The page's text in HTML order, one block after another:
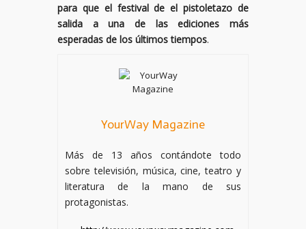
para que el festival de el pistoletazo de
salida a una de las ediciones más
esperadas de los últimos tiempos.
YourWay Magazine
Más de 13 años contándote todo
sobre televisión, música, cine, teatro y
literatura de la mano de sus
protagonistas.